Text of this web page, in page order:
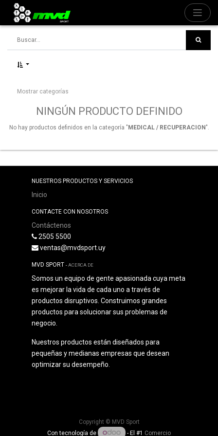
Mostrar categorías
NINGÚN PRODUCTO DEFINIDO
No hay productos definidos en la categoría " MEDICAL / RECUPERACION ".
NUESTROS PRODUCTOS Y SERVICIOS
Inicio
CONTACTE CON NOSOTROS
Contáctenos
2505 5500
ventas@mvdsport.uy
MVD SPORT -ACERCA DE
Somos un equipo de gente apasionada cuya meta
es mejorar la vida de cada uno a través de
productos disruptivos. Construimos grandes
productos para solucionar sus problemas de
negocio.
Nuestros productos están diseñados para
pequeñas y medianas empresas que desean
optimizar su desempeño.
Copyright © MVD Sport
Con tecnología de
- El #1 Comercio